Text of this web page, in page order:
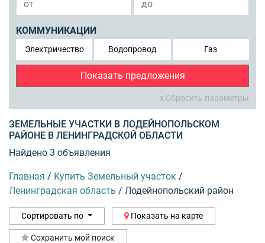
КОММУНИКАЦИИ
Электричество Водопровод Газ
Показать предложения
x Сбросить параметры
ЗЕМЕЛЬНЫЕ УЧАСТКИ В ЛОДЕЙНОПОЛЬСКОМ
РАЙОНЕ В ЛЕНИНГРАДСКОЙ ОБЛАСТИ
Найдено 3 объявления
Главная / Купить Земельный участок /
Ленинградская область / Лодейнопольский район
Сортировать по Показать на карте
Сохранить мой поиск